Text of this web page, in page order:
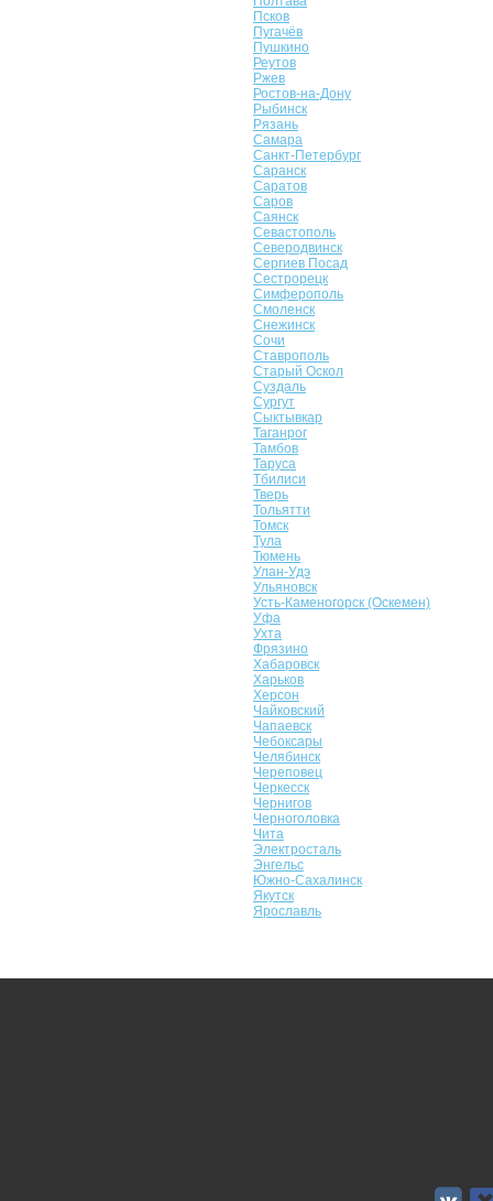
Псков
Пугачёв
Пушкино
Реутов
Ржев
Ростов-на-Дону
Рыбинск
Рязань
Самара
Санкт-Петербург
Саранск
Саратов
Саров
Саянск
Севастополь
Северодвинск
Сергиев Посад
Сестрорецк
Симферополь
Смоленск
Снежинск
Сочи
Ставрополь
Старый Оскол
Суздаль
Сургут
Сыктывкар
Таганрог
Тамбов
Таруса
Тбилиси
Тверь
Тольятти
Томск
Тула
Тюмень
Улан-Удэ
Ульяновск
Усть-Каменогорск (Оскемен)
Уфа
Ухта
Фрязино
Хабаровск
Харьков
Херсон
Чайковский
Чапаевск
Чебоксары
Челябинск
Череповец
Черкесск
Чернигов
Черноголовка
Чита
Электросталь
Энгельс
Южно-Сахалинск
Якутск
Ярославль